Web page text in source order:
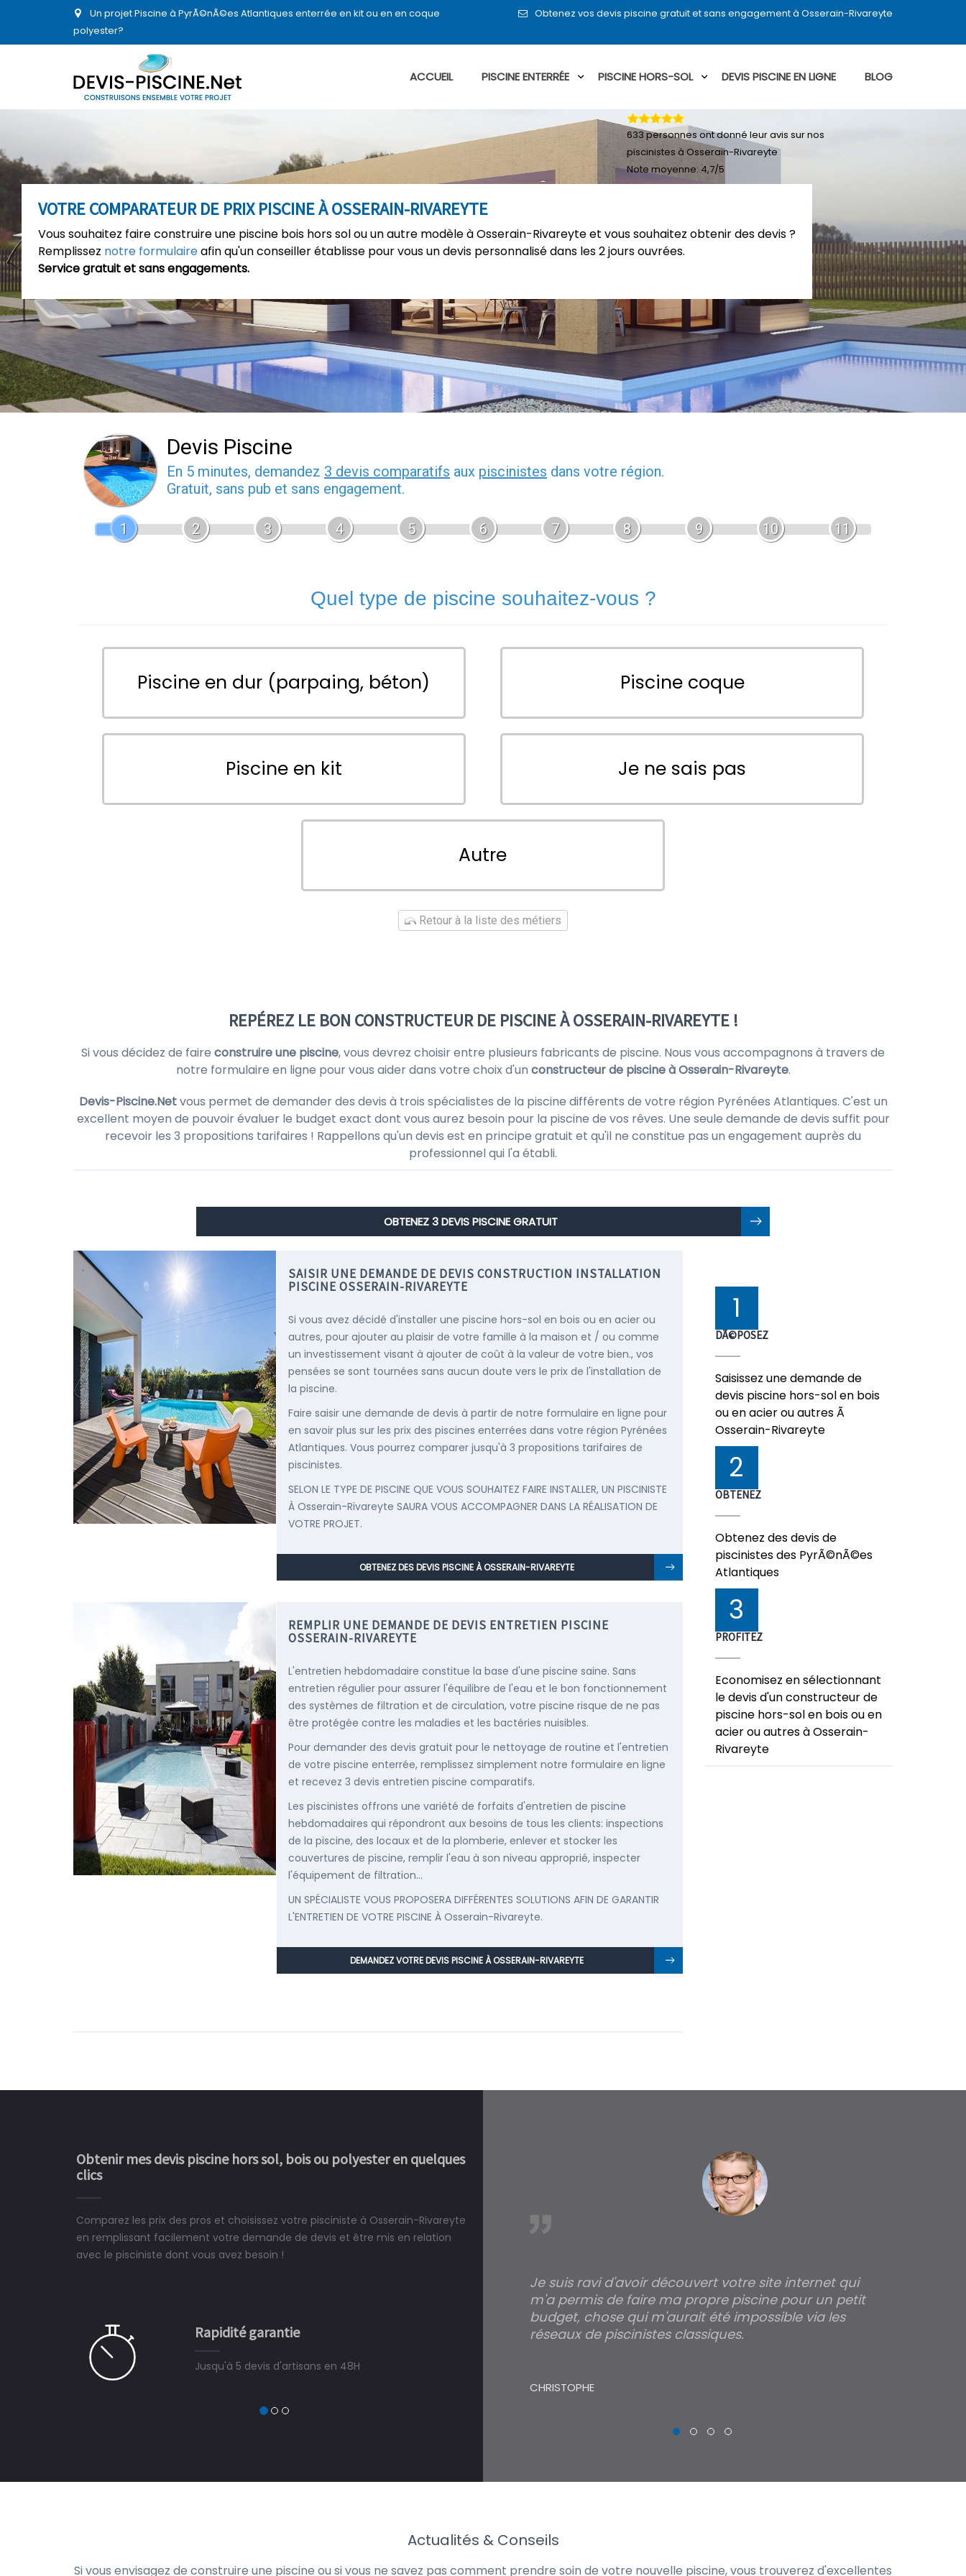
Un projet Piscine à PyrÃ©nÃ©es Atlantiques enterrée en kit ou en en coque
polyester?
Obtenez vos devis piscine gratuit et sans engagement à Osserain-Rivareyte
ACCUEIL PISCINE ENTERRÉE PISCINE HORS-SOL DEVIS PISCINE EN LIGNE BLOG
VOTRE COMPARATEUR DE PRIX PISCINE À OSSERAIN-RIVAREYTE
Vous souhaitez faire construire une piscine bois hors sol ou un autre modèle à Osserain-Rivareyte et vous souhaitez obtenir des devis ?
Remplissez notre formulaireafin qu'un conseiller établisse pour vous un devis personnalisé dans les 2 jours ouvrées.
Service gratuit et sans engagements.
633personnes ont donné leuravis sur nos
piscinistes à Osserain-Rivareyte
Note moyenne:4,7/5
Devis Piscine
En 5 minutes, demandez 3 devis comparatifs aux piscinistes dans votre région.
Gratuit, sans pub et sans engagement.
1 2 3 4 5 6 7 8 9 10 11
Quel type de piscine souhaitez-vous ?
Piscine en dur (parpaing, béton) Piscine coque
Piscine en kit Je ne sais pas
Autre
Retour à la liste des métiers
REPÉREZ LE BON CONSTRUCTEUR DE PISCINE À OSSERAIN-RIVAREYTE !
Si vous décidez de faire construire une piscine, vous devrez choisir entre plusieurs fabricants de piscine. Nous vous accompagnons à travers de
notre formulaire en ligne pour vous aider dans votre choix d'un constructeur de piscine à Osserain-Rivareyte.
Devis-Piscine.Netvous permet de demander des devis à trois spécialistes de la piscine différents de votre région Pyrénées Atlantiques. C'est un
excellent moyen de pouvoir évaluer le budget exact dont vous aurez besoin pour la piscine de vos rêves. Une seule demande de devis suffit pour
recevoir les 3 propositions tarifaires ! Rappellons qu'un devis est en principe gratuit et qu'il ne constitue pas un engagement auprès du
professionnel qui l'a établi.
OBTENEZ 3 DEVIS PISCINE GRATUIT
SAISIR UNE DEMANDE DE DEVIS CONSTRUCTION INSTALLATION
PISCINE OSSERAIN-RIVAREYTE
Si vous avez décidé d'installer une piscine hors-sol en bois ou en acier ou
autres, pour ajouter au plaisir de votre famille à la maison et / ou comme
un investissement visant à ajouter de coût à la valeur de votre bien., vos
pensées se sont tournées sans aucun doute vers le prix de l'installation de
la piscine.
Faire saisir une demande de devis à partir de notre formulaire en ligne pour
en savoir plus sur les prix des piscines enterrées dans votre région Pyrénées
Atlantiques. Vous pourrez comparer jusqu'à 3 propositions tarifaires de
piscinistes.
SELON LE TYPE DE PISCINE QUE VOUS SOUHAITEZ FAIRE INSTALLER, UN PISCINISTE
À Osserain-Rivareyte SAURA VOUS ACCOMPAGNER DANS LA RÉALISATION DE
VOTRE PROJET.
OBTENEZ DES DEVIS PISCINE À OSSERAIN-RIVAREYTE
REMPLIR UNE DEMANDE DE DEVIS ENTRETIEN PISCINE
OSSERAIN-RIVAREYTE
L'entretien hebdomadaire constitue la base d'une piscine saine. Sans
entretien régulier pour assurer l'équilibre de l'eau et le bon fonctionnement
des systèmes de filtration et de circulation, votre piscine risque de ne pas
être protégée contre les maladies et les bactéries nuisibles.
Pour demander des devis gratuit pour le nettoyage de routine et l'entretien
de votre piscine enterrée, remplissez simplement notre formulaire en ligne
et recevez 3 devis entretien piscine comparatifs.
Les piscinistes offrons une variété de forfaits d'entretien de piscine
hebdomadaires qui répondront aux besoins de tous les clients: inspections
de la piscine, des locaux et de la plomberie, enlever et stocker les
couvertures de piscine, remplir l'eau à son niveau approprié, inspecter
l'équipement de filtration...
UN SPÉCIALISTE VOUS PROPOSERA DIFFÉRENTES SOLUTIONS AFIN DE GARANTIR
L'ENTRETIEN DE VOTRE PISCINE À Osserain-Rivareyte.
DEMANDEZ VOTRE DEVIS PISCINE À OSSERAIN-RIVAREYTE
1
DÃ©POSEZ
Saisissez une demande de
devis piscine hors-sol en bois
ou en acier ou autres Ã
Osserain-Rivareyte
2
OBTENEZ
Obtenez des devis de
piscinistes des PyrÃ©nÃ©es
Atlantiques
3
PROFITEZ
Economisez en sélectionnant
le devis d'un constructeur de
piscine hors-sol en bois ou en
acier ou autres à Osserain-
Rivareyte
Obtenir mes devis piscine hors sol, bois ou polyester en quelques
clics
Comparez les prix des pros et choisissez votre pisciniste à Osserain-Rivareyte
en remplissant facilement votre demande de devis et être mis en relation
avec le pisciniste dont vous avez besoin !
Rapidité garantie
Jusqu'à 5 devis d'artisans en 48H
ne peut plus s'en passer.
Le rêve devient enfin réalité, une piscine est bien
construit chez moi.
Je suis ravi d'avoir découvert votre site internet qui
m'a permis de faire ma propre piscine pour un petit
budget, chose qui m'aurait été impossible via les
réseaux de piscinistes classiques.
CHRISTOPHE
Actualités & Conseils
Si vous envisagez de construire une piscine ou si vous ne savez pas comment prendre soin de votre nouvelle piscine, vous trouverez d'excellentes